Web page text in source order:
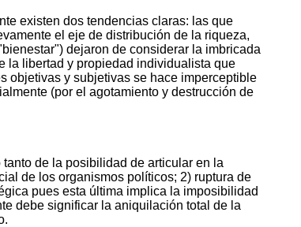
existen dos tendencias claras: las que
el eje de distribución de la riqueza,
dejaron de considerar la imbricada
la libertad y propiedad individualista que
objetivas y subjetivas se hace imperceptible
(por el agotamiento y destrucción de
de la posibilidad de articular en la
de los organismos políticos; 2) ruptura de
pues esta última implica la imposibilidad
debe significar la aniquilación total de la